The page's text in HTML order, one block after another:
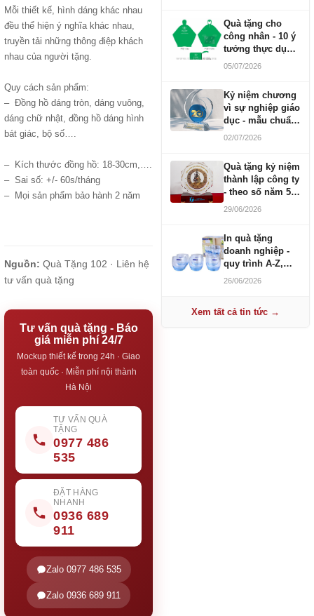
Mỗi thiết kế, hình dáng khác nhau
đều thể hiện ý nghĩa khác nhau,
truyền tải những thông điệp khách
nhau của người tặng.
Quy cách sản phẩm:
– Đồng hồ dáng tròn, dáng vuông,
dáng chữ nhật, đồng hồ dáng hình
bát giác, bộ số….
– Kích thước đồng hồ: 18-30cm,….
– Sai số: +/- 60s/tháng
– Mọi sản phẩm bảo hành 2 năm
Nguồn: Quà Tặng 102 · Liên hệ
tư vấn quà tặng
Tư vấn quà tặng - Báo
giá miễn phí 24/7
Mockup thiết kế trong 24h · Giao
toàn quốc · Miễn phí nội thành
Hà Nội
TƯ VẤN QUÀ
TẶNG
0977 486
535
ĐẶT HÀNG
NHANH
0936 689
911
Zalo 0977 486 535
Zalo 0936 689 911
Quà tặng cho
công nhân - 10 ý
tưởng thực dụng
ngân sách 100-
05/07/2026
Kỷ niệm chương
vì sự nghiệp giáo
dục - mẫu chuẩn
2026
02/07/2026
Quà tặng kỷ niệm
thành lập công ty
- theo số năm 5,
10, 20, 30, 50
29/06/2026
In quà tặng
doanh nghiệp -
quy trình A-Z,
báo giá và thời
26/06/2026
Xem tất cả tin tức →